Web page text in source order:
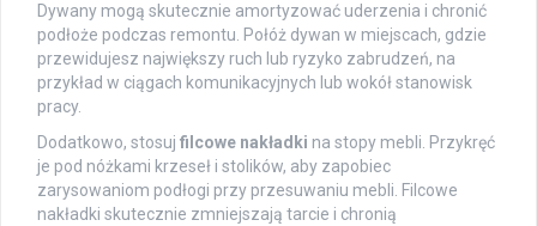
Dywany mogą skutecznie amortyzować uderzenia i chronić
podłoże podczas remontu. Połóż dywan w miejscach, gdzie
przewidujesz największy ruch lub ryzyko zabrudzeń, na
przykład w ciągach komunikacyjnych lub wokół stanowisk
pracy.
Dodatkowo, stosuj filcowe nakładki na stopy mebli. Przykręć
je pod nóżkami krzeseł i stolików, aby zapobiec
zarysowaniom podłogi przy przesuwaniu mebli. Filcowe
nakładki skutecznie zmniejszają tarcie i chronią